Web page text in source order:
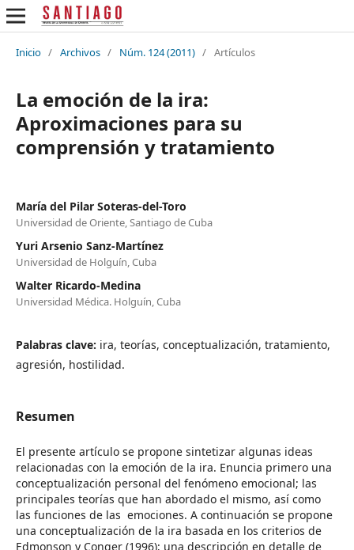
Inicio / Archivos / Núm. 124 (2011) / Artículos
La emoción de la ira:
Aproximaciones para su
comprensión y tratamiento
María del Pilar Soteras-del-Toro
Universidad de Oriente, Santiago de Cuba
Yuri Arsenio Sanz-Martínez
Universidad de Holguín, Cuba
Walter Ricardo-Medina
Universidad Médica. Holguín, Cuba
Palabras clave: ira, teorías, conceptualización, tratamiento,
agresión, hostilidad.
Resumen
El presente artículo se propone sintetizar algunas ideas
relacionadas con la emoción de la ira. Enuncia primero una
conceptualización personal del fenómeno emocional; las
principales teorías que han abordado el mismo, así como
las funciones de las emociones. A continuación se propone
una conceptualización de la ira basada en los criterios de
Edmonson y Conger (1996); una descripción en detalle de